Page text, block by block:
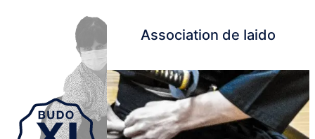
Association de Iaido